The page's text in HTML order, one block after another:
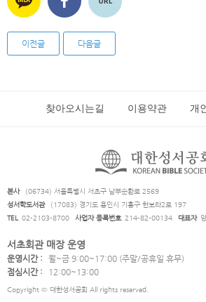
이전글 다음글
찾아오시는길 이용약관 개
본사
(06734) 서울특별시 서초구 남부순환로 2569
성서학도서관
(17083) 경기도 용인시 기흥구 한보라2로 197
TEL 02-2103-8700 사업자 등록번호 214-82-00134 대표자
서초회관 매장 운영
운영시간 :
월~금 9:00~17:00 (주말/공휴일 휴무)
점심시간 :
12:00~13:00
Copyright © 대한성서공회 All rights reserved.